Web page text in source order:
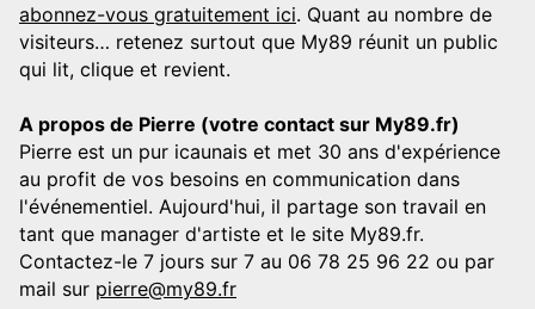
abonnez-vous gratuitement ici. Quant au nombre de
visiteurs… retenez surtout que My89 réunit un public
qui lit, clique et revient.
A propos de Pierre (votre contact sur My89.fr)
Pierre est un pur icaunais et met 30 ans d'expérience
au profit de vos besoins en communication dans
l'événementiel. Aujourd'hui, il partage son travail en
tant que manager d'artiste et le site My89.fr.
Contactez-le 7 jours sur 7 au 06 78 25 96 22 ou par
mail sur pierre@my89.fr